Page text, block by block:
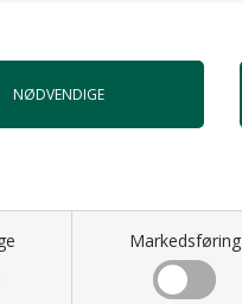
Markedsføring
bunden buer kun ganske lidt.